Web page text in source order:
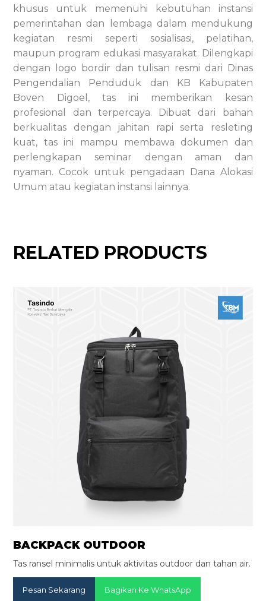
khusus untuk memenuhi kebutuhan instansi
pemerintahan dan lembaga dalam mendukung
kegiatan resmi seperti sosialisasi, pelatihan,
maupun program edukasi masyarakat. Dilengkapi
dengan logo bordir dan tulisan resmi dari Dinas
Pengendalian Penduduk dan KB Kabupaten
Boven Digoel, tas ini memberikan kesan
profesional dan terpercaya. Dibuat dari bahan
berkualitas dengan jahitan rapi serta resleting
kuat, tas ini mampu membawa dokumen dan
perlengkapan seminar dengan aman dan
nyaman. Cocok untuk pengadaan Dana Alokasi
Umum atau kegiatan instansi lainnya.
RELATED PRODUCTS
BACKPACK OUTDOOR
Tas ransel minimalis untuk aktivitas outdoor dan tahan air.
Pesan Sekarang Bagikan Ke WhatsApp